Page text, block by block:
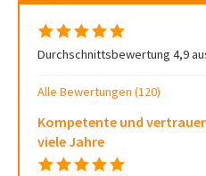
Durchschnittsbewertung 4,9
Alle Bewertungen (120)
Kompetente und
viele Jahre